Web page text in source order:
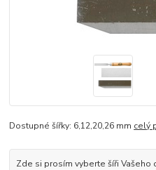
Dostupné šířky: 6,12,20,26 mm celý
Zde si prosím vyberte šíři Vašeho